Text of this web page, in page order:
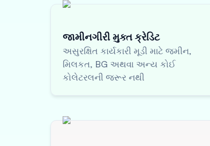
જામીનગીરી મુક્ત ક્રેડિટ
અસુરક્ષિત કાર્યકારી મૂડી માટે જમીન,
મિલકત, BG અથવા અન્ય કોઈ
કોલેટરલની જરૂર નથી